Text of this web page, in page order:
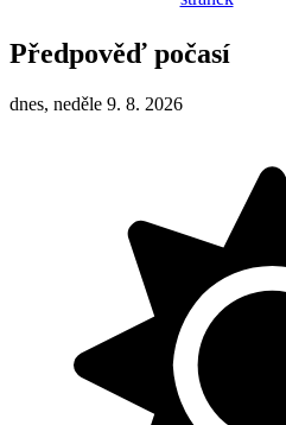
Předpověď počasí
dnes, neděle 9. 8. 2026